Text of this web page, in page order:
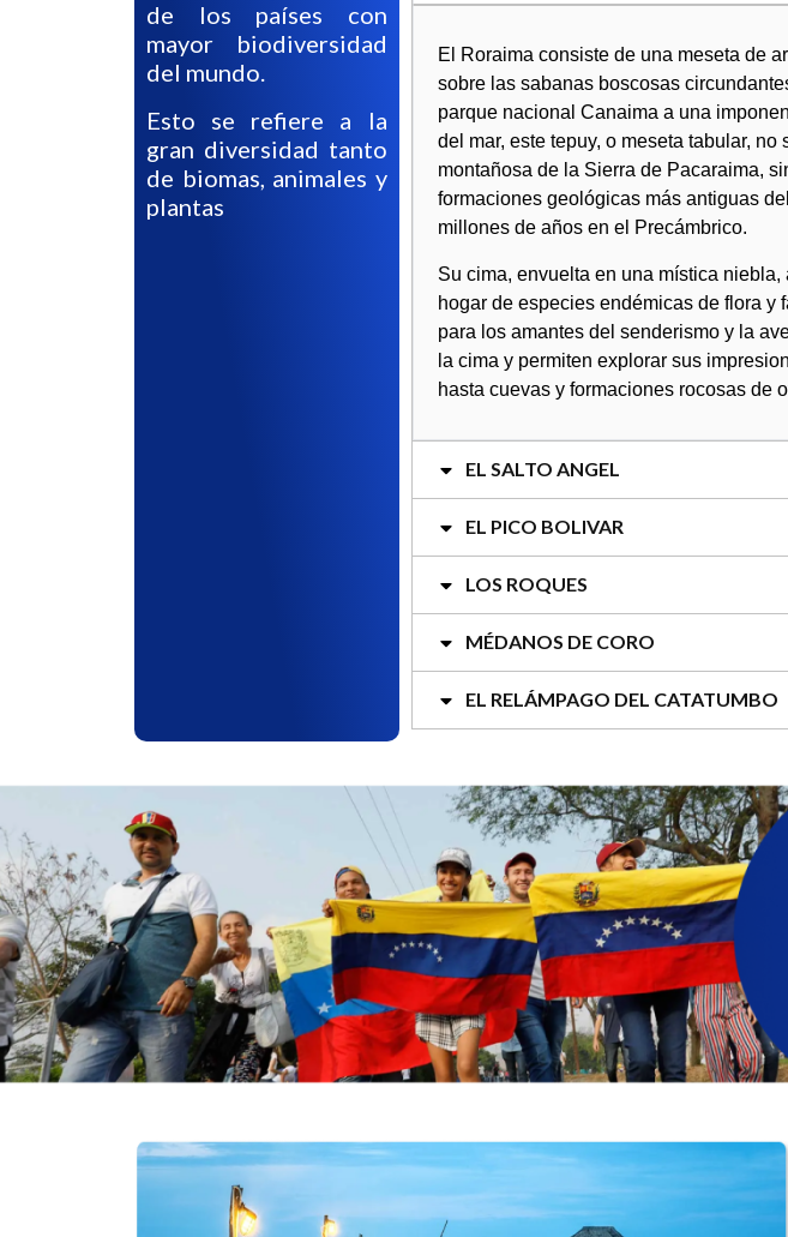
de los países con
mayor biodiversidad
del mundo.
Esto se refiere a la
gran diversidad tanto
de biomas, animales y
plantas
El Roraima consiste de una meseta de
sobre las sabanas boscosas
parque nacional Canaima a una
del mar, este tepuy, o meseta tabular,
montañosa de la Sierra de Pacaraima,
formaciones geológicas más antiguas
millones de años en el Precámbrico.
Su cima, envuelta en una mística
hogar de especies endémicas de flora y
para los amantes del senderismo y la
la cima y permiten explorar sus
hasta cuevas y formaciones rocosas de
EL SALTO ANGEL
EL PICO BOLIVAR
LOS ROQUES
MÉDANOS DE CORO
EL RELÁMPAGO DEL CATATUMBO